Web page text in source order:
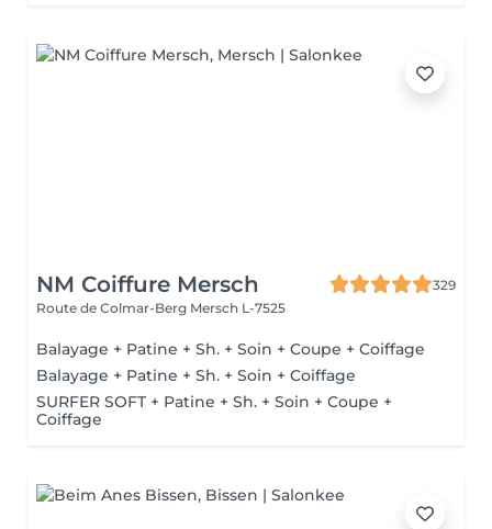
NM Coiffure Mersch
329
Route de Colmar-Berg Mersch L-7525
Balayage + Patine + Sh. + Soin + Coupe + Coiffage
Balayage + Patine + Sh. + Soin + Coiffage
SURFER SOFT + Patine + Sh. + Soin + Coupe +
Coiffage